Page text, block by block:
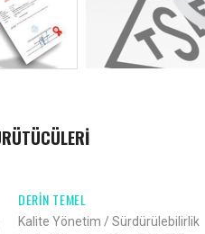
DERIN TEMEL
Kalite Yönetim / Sürdürülebilirlik